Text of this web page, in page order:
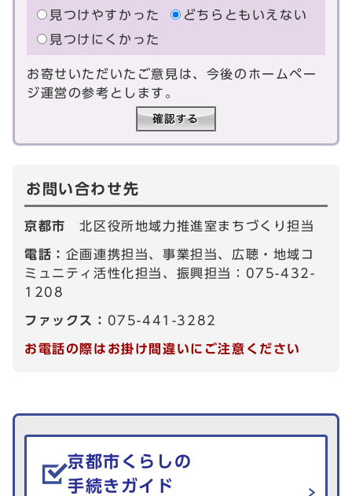
見つけやすかった
どちらともいえない
見つけにくかった
お寄せいただいたご意見は、今後のホームペー
ジ運営の参考とします。
お問い合わせ先
京都市北区役所地域力推進室まちづくり担当
電話： 企画連携担当、事業担当、広聴・地域コ
ミュニティ活性化担当、振興担当：075-432-
1208
ファックス： 075-441-3282
お電話の際はお掛け間違いにご注意ください
生活情報を探す
京都市くらしの
手続きガイド